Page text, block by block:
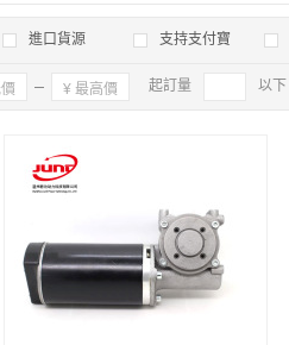
進口貨源 支持支付寶
確定 起訂量 以下
確定